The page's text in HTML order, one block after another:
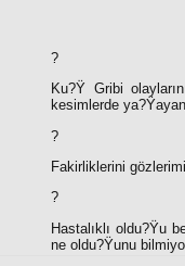
?
Ku?Ÿ Gribi
kesimlerde
?
Fakirliklerini
?
Hastalıklı oldu?Ÿu
ne oldu?Ÿunu